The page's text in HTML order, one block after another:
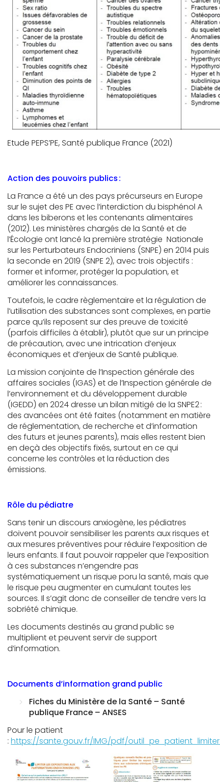
Etude PEPS’PE, Santé publique France (2021)
Action des pouvoirs publics :
La France a été un des pays précurseurs en Europe
sur le sujet des PE avec l’interdiction du bisphénol A
dans les biberons et les contenants alimentaires
(2012). Les ministères chargés de la Santé et de
l’Écologie ont lancé la première stratégie Nationale
sur les Perturbateurs Endocriniens (SNPE) en 2014 puis
la seconde en 2019 (SNPE 2), avec trois objectifs :
former et informer, protéger la population, et
améliorer les connaissances.
Toutefois, le cadre règlementaire et la régulation de
l’utilisation des substances sont complexes, en partie
parce qu’ils reposent sur des preuve de toxicité
(parfois difficiles à établir), plutôt que sur un principe
de précaution, avec une intrication d’enjeux
économiques et d’enjeux de Santé publique.
La mission conjointe de l’Inspection générale des
affaires sociales (IGAS) et de l’Inspection générale de
l’environnement et du développement durable
(IGEDD) en 2024 dresse un bilan mitigé de la SNPE2 :
des avancées ont été faites (notamment en matière
de réglementation, de recherche et d’information
des futurs et jeunes parents), mais elles restent bien
en deçà des objectifs fixés, surtout en ce qui
concerne les contrôles et la réduction des
émissions.
Rôle du pédiatre
Sans tenir un discours anxiogène, les pédiatres
doivent pouvoir sensibiliser les parents aux risques et
aux mesures préventives pour réduire l’exposition de
leurs enfants. Il faut pouvoir rappeler que l’exposition
à ces substances n’engendre pas
systématiquement un risque poru la santé, mais que
le risque peu augmenter en cumulant toutes les
sources. Il s’agit donc de conseiller de tendre vers la
sobriété chimique.
Les documents destinés au grand public se
multiplient et peuvent servir de support
d’information.
Documents d’information grand public
Fiches du Ministère de la Santé – Santé
publique France – ANSES
Pour le patient
: https://sante.gouv.fr/IMG/pdf/